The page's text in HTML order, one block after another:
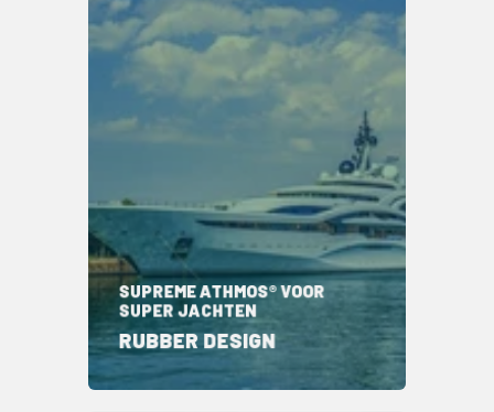
SUPREME ATHMOS® VOOR
SUPER JACHTEN
RUBBER DESIGN